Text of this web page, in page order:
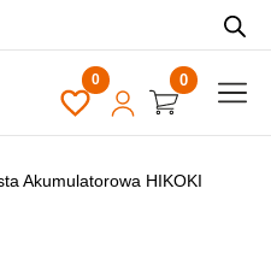
0
Akumulatorowa HIKOKI